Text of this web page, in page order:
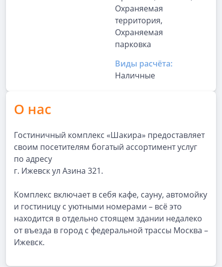
Охраняемая
территория,
Охраняемая
парковка
Виды расчёта:
Наличные
О нас
Гостиничный комплекс «Шакира» предоставляет
своим посетителям богатый ассортимент услуг
по адресу
г. Ижевск ул Азина 321.
Комплекс включает в себя кафе, сауну, автомойку
и гостиницу с уютными номерами – всё это
находится в отдельно стоящем здании недалеко
от въезда в город с федеральной трассы Москва –
Ижевск.